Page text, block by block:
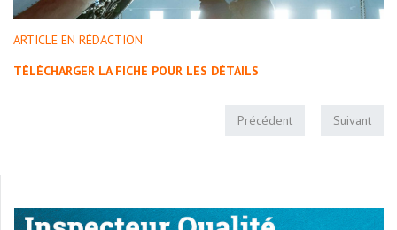
ARTICLE EN RÉDACTION
TÉLÉCHARGER LA FICHE POUR LES DÉTAILS
Précédent Suivant